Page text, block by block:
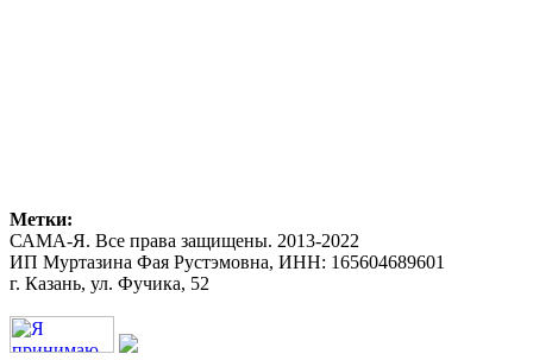
Метки:
САМА-Я. Все права защищены. 2013-2022
ИП Муртазина Фая Рустэмовна, ИНН: 165604689601
г. Казань, ул. Фучика, 52